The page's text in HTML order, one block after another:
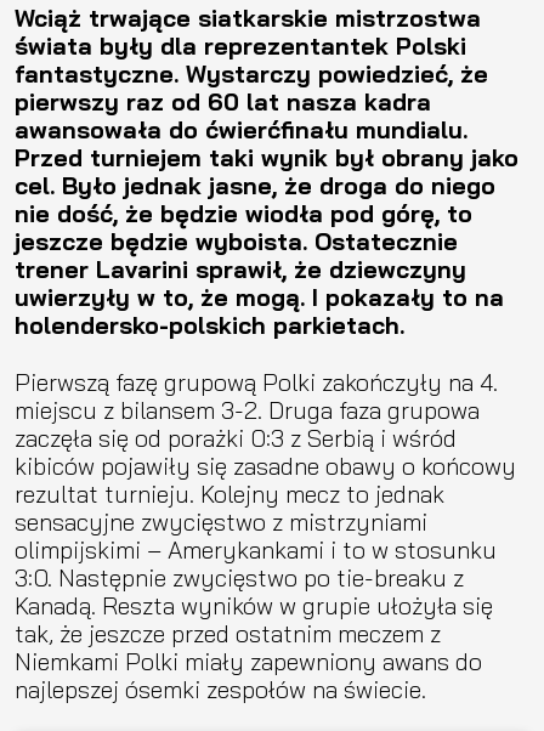
Wciąż trwające siatkarskie mistrzostwa
świata były dla reprezentantek Polski
fantastyczne. Wystarczy powiedzieć, że
pierwszy raz od 60 lat nasza kadra
awansowała do ćwierćfinału mundialu.
Przed turniejem taki wynik był obrany jako
cel. Było jednak jasne, że droga do niego
nie dość, że będzie wiodła pod górę, to
jeszcze będzie wyboista. Ostatecznie
trener Lavarini sprawił, że dziewczyny
uwierzyły w to, że mogą. I pokazały to na
holendersko-polskich parkietach.
Pierwszą fazę grupową Polki zakończyły na 4.
miejscu z bilansem 3-2. Druga faza grupowa
zaczęła się od porażki 0:3 z Serbią i wśród
kibiców pojawiły się zasadne obawy o końcowy
rezultat turnieju. Kolejny mecz to jednak
sensacyjne zwycięstwo z mistrzyniami
olimpijskimi – Amerykankami i to w stosunku
3:0. Następnie zwycięstwo po tie-breaku z
Kanadą. Reszta wyników w grupie ułożyła się
tak, że jeszcze przed ostatnim meczem z
Niemkami Polki miały zapewniony awans do
najlepszej ósemki zespołów na świecie.